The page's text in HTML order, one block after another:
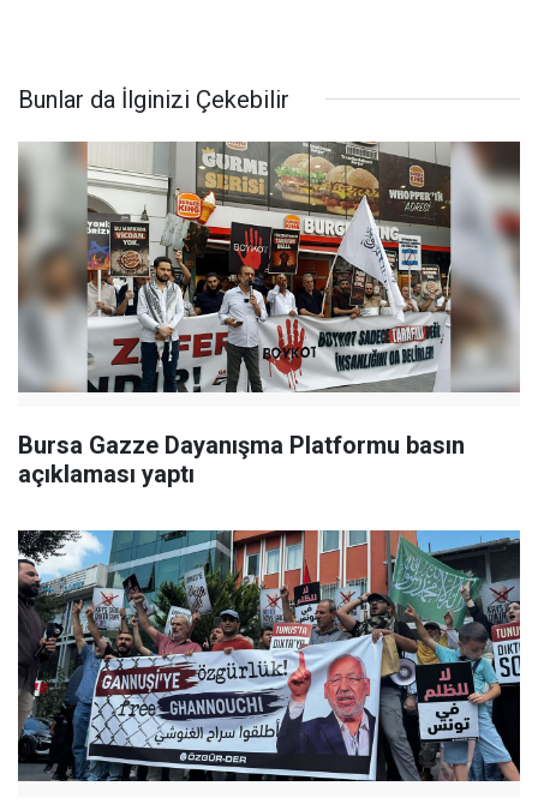
Bunlar da İlginizi Çekebilir
Bursa Gazze Dayanışma Platformu basın
açıklaması yaptı